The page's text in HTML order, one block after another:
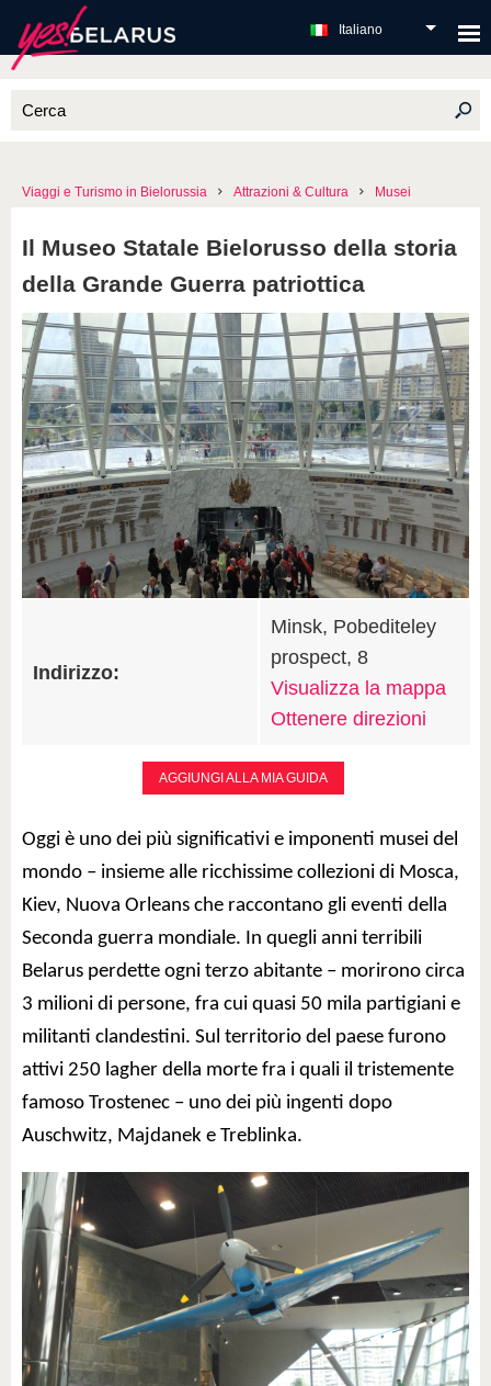
Italiano
Viaggi e Turismo in Bielorussia Attrazioni & Cultura Musei
Il Museo Statale Bielorusso della storia
della Grande Guerra patriottica
Indirizzo:
Minsk, Pobediteley
prospect, 8
Visualizza la mappa
Ottenere direzioni
AGGIUNGI ALLA MIA GUIDA
Oggi è uno dei più significativi e imponenti musei del
mondo – insieme alle ricchissime collezioni di Mosca,
Kiev, Nuova Orleans che raccontano gli eventi della
Seconda guerra mondiale. In quegli anni terribili
Belarus perdette ogni terzo abitante – morirono circa
3 milioni di persone, fra cui quasi 50 mila partigiani e
militanti clandestini. Sul territorio del paese furono
attivi 250 lagher della morte fra i quali il tristemente
famoso Trostenec – uno dei più ingenti dopo
Auschwitz, Majdanek e Treblinka.